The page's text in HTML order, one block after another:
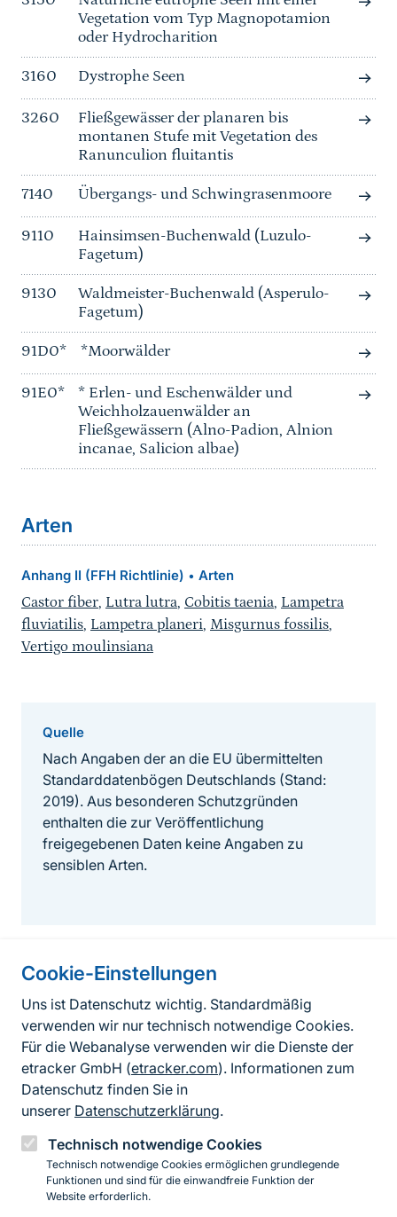
Cookie-Einstellungen
Uns ist Datenschutz wichtig. Standardmäßig
verwenden wir nur technisch notwendige Cookies.
Für die Webanalyse verwenden wir die Dienste der
etracker GmbH (etracker.com). Informationen zum
Datenschutz finden Sie in
unserer Datenschutzerklärung.
Technisch notwendige Cookies
Technisch notwendige Cookies ermöglichen grundlegende
Funktionen und sind für die einwandfreie Funktion der
Website erforderlich.
Vegetation vom Typ Magnopotamion
oder Hydrocharition
3160 Dystrophe Seen
3260
Fließgewässer der planaren bis
montanen Stufe mit Vegetation des
Ranunculion fluitantis
7140 Übergangs- und Schwingrasenmoore
9110
Hainsimsen-Buchenwald (Luzulo-
Fagetum)
9130
Waldmeister-Buchenwald (Asperulo-
Fagetum)
91D0* *Moorwälder
91E0*
* Erlen- und Eschenwälder und
Weichholzauenwälder an
Fließgewässern (Alno-Padion, Alnion
incanae, Salicion albae)
Arten
Anhang II (FFH Richtlinie) • Arten
Castor fiber, Lutra lutra, Cobitis taenia, Lampetra
fluviatilis, Lampetra planeri, Misgurnus fossilis,
Vertigo moulinsiana
Quelle
Nach Angaben der an die EU übermittelten
Standarddatenbögen Deutschlands (Stand:
2019). Aus besonderen Schutzgründen
enthalten die zur Veröffentlichung
freigegebenen Daten keine Angaben zu
sensiblen Arten.
Informationen zur Seite
FußzeileKontakt zum BfN
Kontaktformular
Erklärung zur Barrierefreiheit
Impressum
Datenschutz